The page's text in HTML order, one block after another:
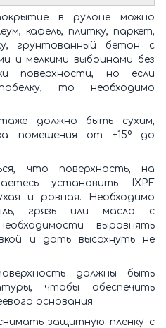
в рулоне можно
кафель, плитку, паркет,
грунтованный бетон с
и мелкими выбоинами без
поверхности, но если
то необходимо
должно быть сухим,
помещения от +15º до
что поверхность, на
установить IXPE
и ровная. Необходимо
грязь или масло с
выровнять
и дать высохнуть не
должны быть
чтобы обеспечить
основания.
защитную пленку с